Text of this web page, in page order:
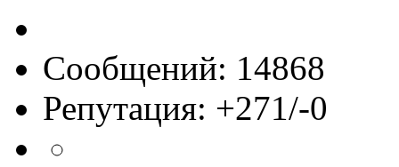
Сообщений: 14868
Репутация: +271/-0